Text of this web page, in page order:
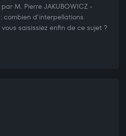
M. Pierre JAKUBOWICZ -
combien d'interpellations
saisissiez enfin de ce sujet ?